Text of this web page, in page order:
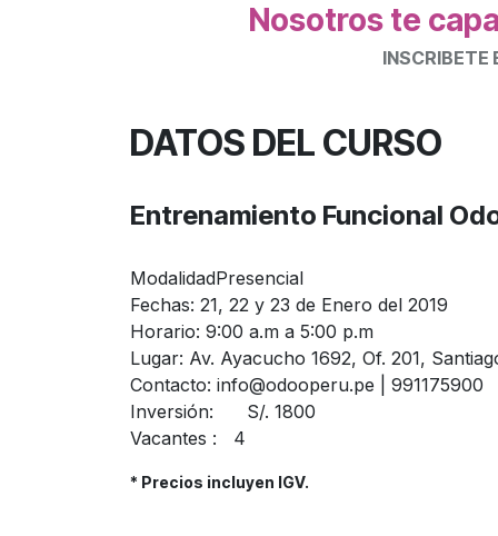
Nosotros te
INSCRIBETE
DATOS DEL CURSO
Entrenamiento Funcional
ModalidadPresencial
Fechas: 21, 22 y 23 de Enero del 2019
Horario: 9:00 a.m a 5:00 p.m
Lugar: Av. Ayacucho 1692, Of. 201,
Contacto: info@odooperu.pe | 991175900
Inversión:
S/. 1800
Vacantes : 4
* Precios incluyen IGV.